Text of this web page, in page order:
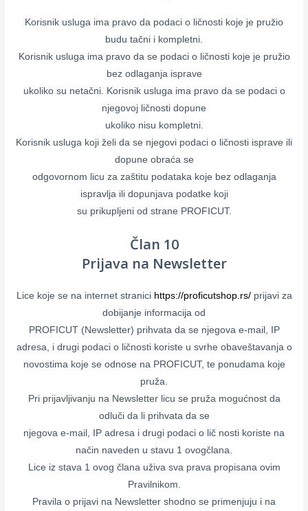
Korisnik usluga ima pravo da podaci o ličnosti koje je pružio
budu tačni i kompletni.
Korisnik usluga ima pravo da se podaci o ličnosti koje je pružio
bez odlaganja isprave
ukoliko su netačni. Korisnik usluga ima pravo da se podaci o
njegovoj ličnosti dopune
ukoliko nisu kompletni.
Korisnik usluga koji želi da se njegovi podaci o ličnosti isprave ili
dopune obraća se
odgovornom licu za zaštitu podataka koje bez odlaganja
ispravlja ili dopunjava podatke koji
su prikupljeni od strane PROFICUT.
Član 10
Prijava na Newsletter
Lice koje se na internet stranici https://proficutshop.rs/prijavi za
dobijanje informacija od
PROFICUT (Newsletter) prihvata da se njegova e-mail, IP
adresa, i drugi podaci o ličnosti koriste u svrhe obaveštavanja o
novostima koje se odnose na PROFICUT, te ponudama koje
pruža.
Pri prijavljivanju na Newsletter licu se pruža mogućnost da
odluči da li prihvata da se
njegova e-mail, IP adresa i drugi podaci o lič nosti koriste na
način naveden u stavu 1 ovogčlana.
Lice iz stava 1 ovog člana uživa sva prava propisana ovim
Pravilnikom.
Pravila o prijavi na Newsletter shodno se primenjuju i na